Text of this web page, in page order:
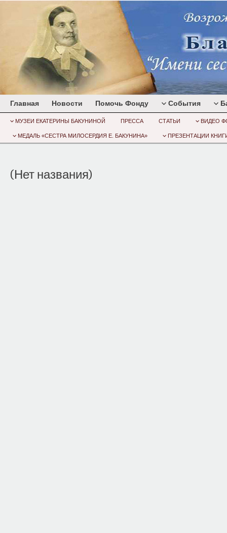
Главная Новости Помочь Фонду События
МУЗЕИ ЕКАТЕРИНЫ БАКУНИНОЙ ПРЕССА СТАТЬИ ВИДЕО
МЕДАЛЬ «СЕСТРА МИЛОСЕРДИЯ Е. БАКУНИНА» ПРЕЗЕНТАЦИИ
(Нет названия)